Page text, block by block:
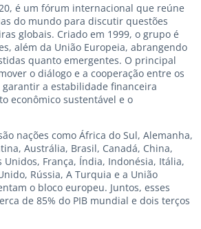
é um fórum internacional que reúne
do mundo para discutir questões
globais. Criado em 1999, o grupo é
além da União Europeia, abrangendo
quanto emergentes. O principal
o diálogo e a cooperação entre os
a estabilidade financeira
econômico sustentável e o
nações como África do Sul, Alemanha,
Austrália, Brasil, Canadá, China,
Unidos, França, Índia, Indonésia, Itália,
Rússia, A Turquia e a União
o bloco europeu. Juntos, esses
de 85% do PIB mundial e dois terços